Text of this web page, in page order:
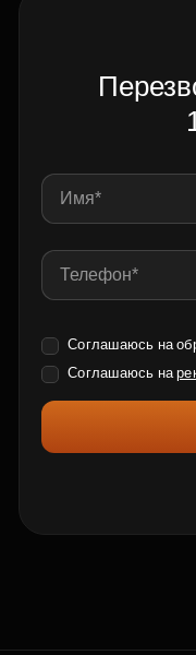
Соглашаюсь на
Соглашаюсь на